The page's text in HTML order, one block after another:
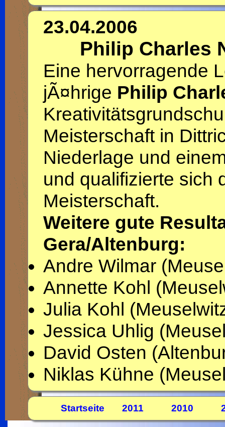
23.04.2006
Philip Charles
Eine hervorragende
jÃ¤hrige Philip
Meisterschaft in
Niederlage und
und qualifizierte sich
Meisterschaft.
Weitere gute
Gera/Altenburg:
Andre Wilmar
Annette Kohl
Julia Kohl
Jessica Uhlig
David Osten
Niklas Kühne
Startseite 2011 2010